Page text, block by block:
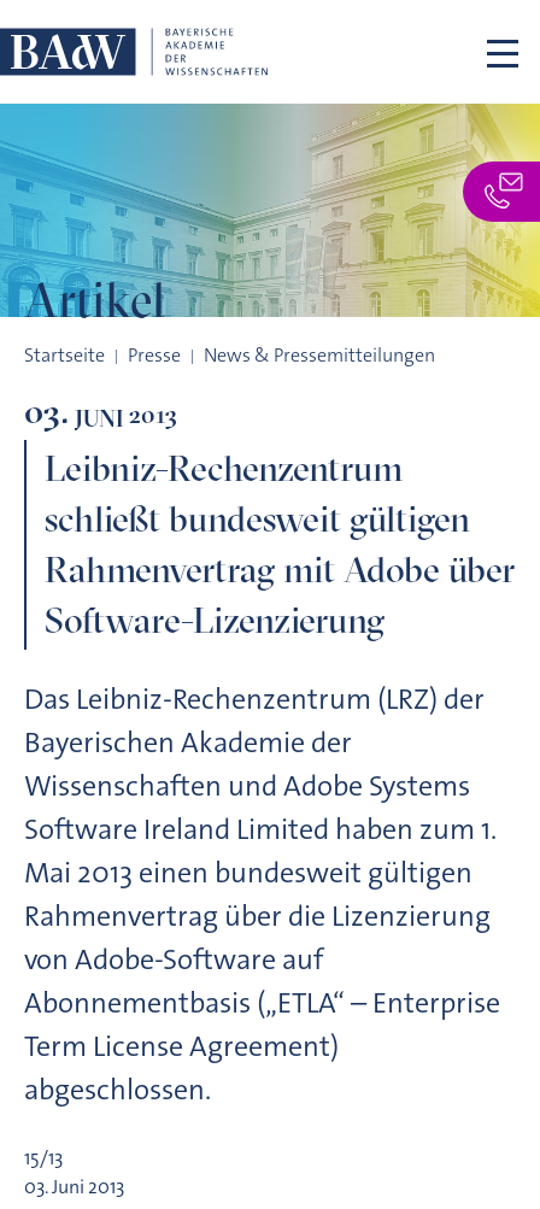
Artikel
Startseite Presse News & Pressemitteilungen
03. JUNI 2013
Leibniz-Rechenzentrum
schließt bundesweit gültigen
Rahmenvertrag mit Adobe über
Software-Lizenzierung
Das Leibniz-Rechenzentrum (LRZ) der
Bayerischen Akademie der
Wissenschaften und Adobe Systems
Software Ireland Limited haben zum 1.
Mai 2013 einen bundesweit gültigen
Rahmenvertrag über die Lizenzierung
von Adobe-Software auf
Abonnementbasis („ETLA“ – Enterprise
Term License Agreement)
abgeschlossen.
15/13
03. Juni 2013